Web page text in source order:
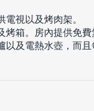
視以及烤肉架。
烤箱。房內提供免
以及電熱水壺，而